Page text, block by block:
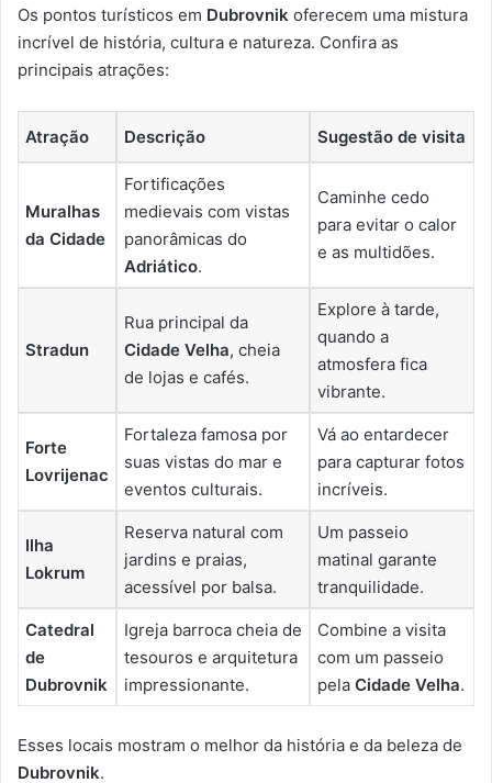
Os pontos turísticos em Dubrovnik oferecem uma mistura
incrível de história, cultura e natureza. Confira as
principais atrações:
Atração Descrição Sugestão de visita
Muralhas
da Cidade
Fortificações
medievais com vistas
panorâmicas do
Adriático.
Caminhe cedo
para evitar o calor
e as multidões.
Stradun
Rua principal da
Cidade Velha, cheia
de lojas e cafés.
Explore à tarde,
quando a
atmosfera fica
vibrante.
Forte
Lovrijenac
Fortaleza famosa por
suas vistas do mar e
eventos culturais.
Vá ao entardecer
para capturar fotos
incríveis.
Ilha
Lokrum
Reserva natural com
jardins e praias,
acessível por balsa.
Um passeio
matinal garante
tranquilidade.
Catedral
de
Dubrovnik
Igreja barroca cheia de
tesouros e arquitetura
impressionante.
Combine a visita
com um passeio
pela Cidade Velha.
Esses locais mostram o melhor da história e da beleza de
Dubrovnik.